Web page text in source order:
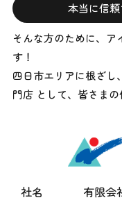
本当に信
そんな方のために、ア
す！
四日市エリアに根ざし、
門店 として、 皆さまの
社名
有限会